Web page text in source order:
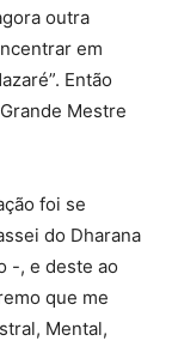
outra
em
Então
Mestre
foi se
do Dharana
-, e deste ao
que me
Mental,